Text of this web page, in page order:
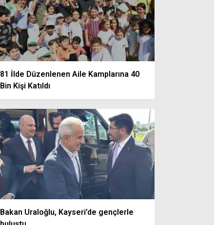
81 İlde Düzenlenen Aile Kamplarına 40
Bin Kişi Katıldı
Bakan Uraloğlu, Kayseri’de gençlerle